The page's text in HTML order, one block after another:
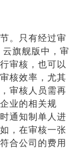
。只有经过审
旗舰版中，审
审核，也可以
核效率，尤其
审核人员需再
业的相关规
通知制单人进
，在审核一张
合公司的费用